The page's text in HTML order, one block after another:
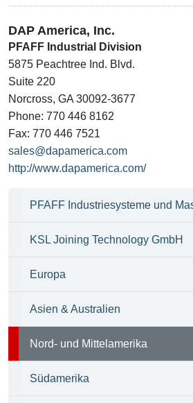
DAP America, Inc.
PFAFF Industrial Division
5875 Peachtree Ind. Blvd.
Suite 220
Norcross, GA 30092-3677
Phone: 770 446 8162
Fax: 770 446 7521
sales@dapamerica.com
http://www.dapamerica.com/
PFAFF Industriesysteme und
KSL Joining Technology GmbH
Europa
Asien & Australien
Nord- und Mittelamerika
Südamerika